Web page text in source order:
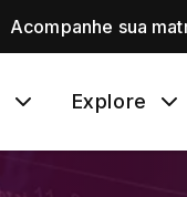
Acompanhe sua
Explore